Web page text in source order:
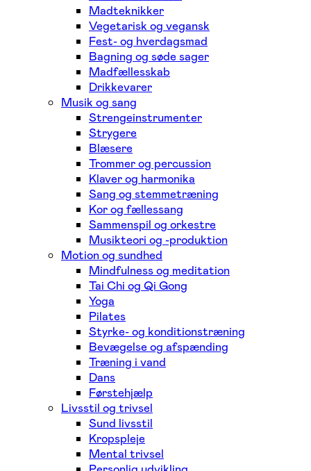
Madteknikker
Vegetarisk og vegansk
Fest- og hverdagsmad
Bagning og søde sager
Madfællesskab
Drikkevarer
Musik og sang
Strengeinstrumenter
Strygere
Blæsere
Trommer og percussion
Klaver og harmonika
Sang og stemmetræning
Kor og fællessang
Sammenspil og orkestre
Musikteori og -produktion
Motion og sundhed
Mindfulness og meditation
Tai Chi og Qi Gong
Yoga
Pilates
Styrke- og konditionstræning
Bevægelse og afspænding
Træning i vand
Dans
Førstehjælp
Livsstil og trivsel
Sund livsstil
Kropspleje
Mental trivsel